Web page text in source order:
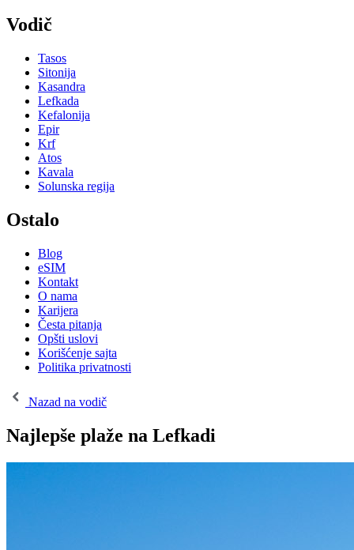
Vodič
Tasos
Sitonija
Kasandra
Lefkada
Kefalonija
Epir
Krf
Atos
Kavala
Solunska regija
Ostalo
Blog
eSIM
Kontakt
O nama
Karijera
Česta pitanja
Opšti uslovi
Korišćenje sajta
Politika privatnosti
Nazad na vodič
Najlepše plaže na Lefkadi